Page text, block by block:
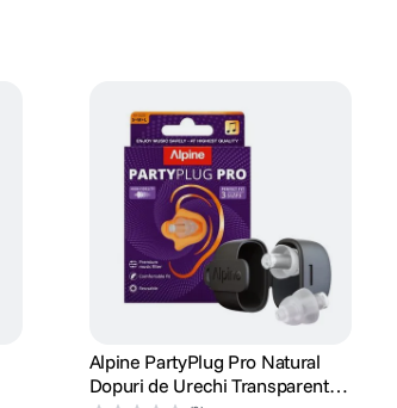
Alpine PartyPlug Pro Natural
Dopuri de Urechi Transparent